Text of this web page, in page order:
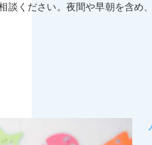
談ください。夜間や早朝を含め